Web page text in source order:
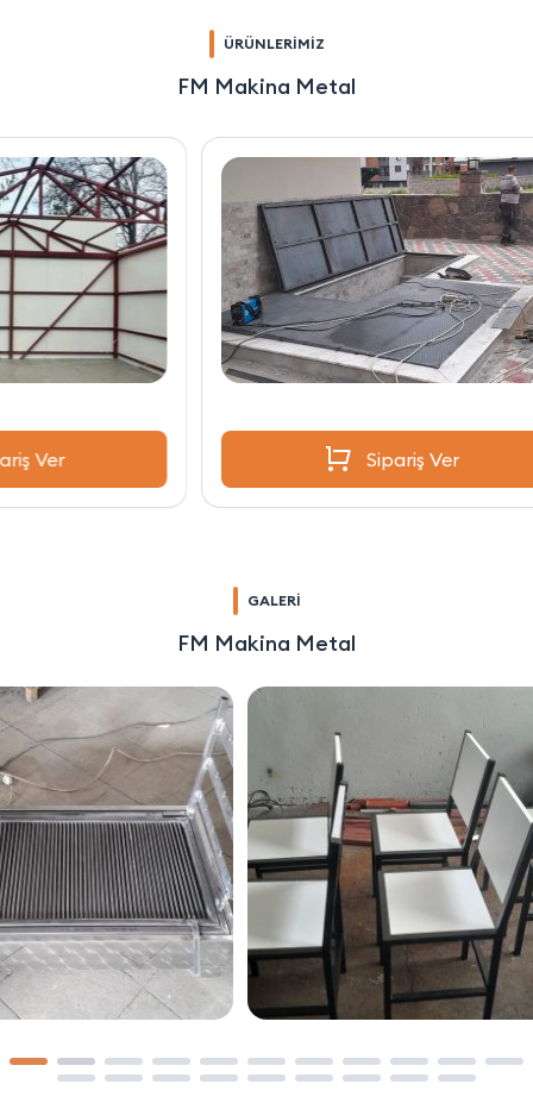
ÜRÜNLERİMİZ
FM Makina Metal
Sipariş Ver
GALERİ
FM Makina Metal